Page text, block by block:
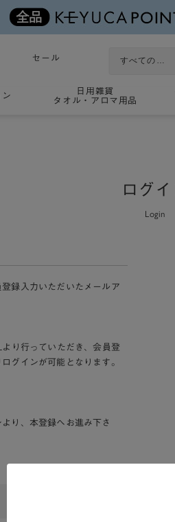
セール
ン
日用雑貨
タオル・アロマ用品
ログイ
Login
録入力いただいたメールア
り行っていただき、会員登
グインが可能となります。
り、本登録へお進み下さ